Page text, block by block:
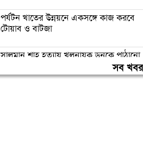
পর্যটন খাতের উন্নয়নে একসঙ্গে কাজ করবে
টোয়াব ও বাটজা
সালমান শাহ হত্যায় খলনায়ক ডনকে পাঠানো
সব